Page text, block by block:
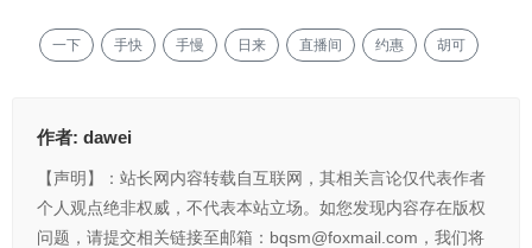
一下 手快 手慢 日来 直播间 约惠 胡可
作者: dawei
【声明】：站长网内容转载自互联网，其相关言论仅代表作者
个人观点绝非权威，不代表本站立场。如您发现内容存在版权
问题，请提交相关链接至邮箱：bqsm@foxmail.com，我们将